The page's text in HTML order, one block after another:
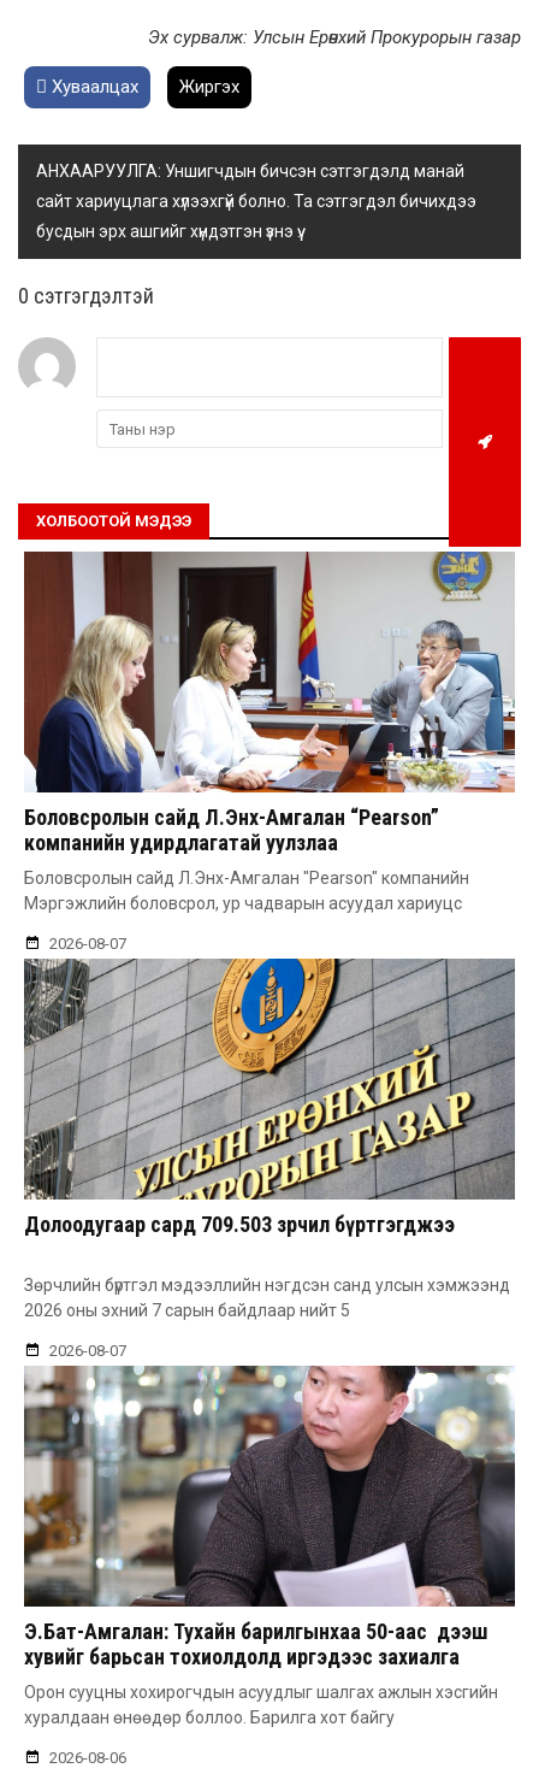
Эх сурвалж: Улсын Ерөнхий Прокурорын газар
Хуваалцах Жиргэх
АНХААРУУЛГА: Уншигчдын бичсэн сэтгэгдэлд манай
сайт хариуцлага хүлээхгүй болно. Та сэтгэгдэл бичихдээ
бусдын эрх ашгийг хүндэтгэн үзнэ үү.
0 cэтгэгдэлтэй
ХОЛБООТОЙ МЭДЭЭ
Боловсролын сайд Л.Энх-Амгалан “Pearson”
компанийн удирдлагатай уулзлаа
Боловсролын сайд Л.Энх-Амгалан "Pearson" компанийн
Мэргэжлийн боловсрол, ур чадварын асуудал хариуцс
2026-08-07
Долоодугаар сард 709.503 зөрчил бүртгэгджээ
Зөрчлийн бүртгэл мэдээллийн нэгдсэн санд улсын хэмжээнд
2026 оны эхний 7 сарын байдлаар нийт 5
2026-08-07
Э.Бат-Амгалан: Тухайн барилгынхаа 50-аас дээш
хувийг барьсан тохиолдолд иргэдээс захиалга
авдаг болгоно
Орон сууцны хохирогчдын асуудлыг шалгах ажлын хэсгийн
хуралдаан өнөөдөр боллоо. Барилга хот байгу
2026-08-06